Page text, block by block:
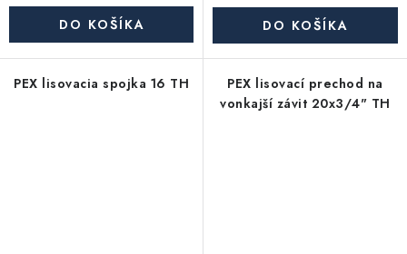
DO KOŠÍKA DO KOŠÍKA
PEX lisovacia spojka 16 TH
PEX lisovací prechod na
vonkajší závit 20x3/4" TH